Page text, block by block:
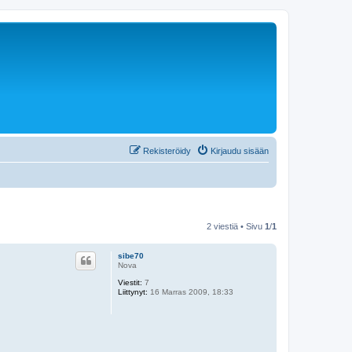
Kirjaudu sisään
Rekisteröidy
2 viestiä • Sivu 1/1
sibe70
Nova
Viestit: 7
Liittynyt: 16 Marras 2009, 18:33